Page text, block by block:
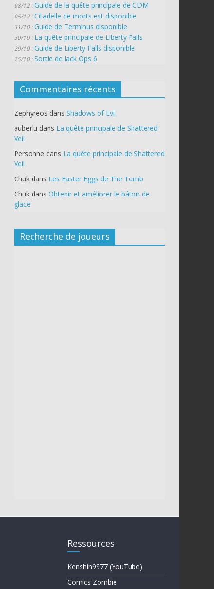
08/12 : Guide de la quête principale de CDM
05/12 : Citadelle de morts est disponible
31/10 : Guide de Terminus disponible
30/10 : La quête principale de Liberty Falls
29/10 : Guide de Liberty Falls disponible
25/10 : Sortie de lack Ops 6
Commentaires récents
Zephyreos dans Shadows of Evil
auberlu dans La quête principale de Shattered
Veil
Personne dans La quête principale de Shattered
Veil
Chuk dans Les Easter Eggs de The Tomb
Chuk dans Obtenir et améliorer le bâton de
glace
Recherche de joueurs
Ressources
Kenshin9977 (YouTube)
Comics Zombie